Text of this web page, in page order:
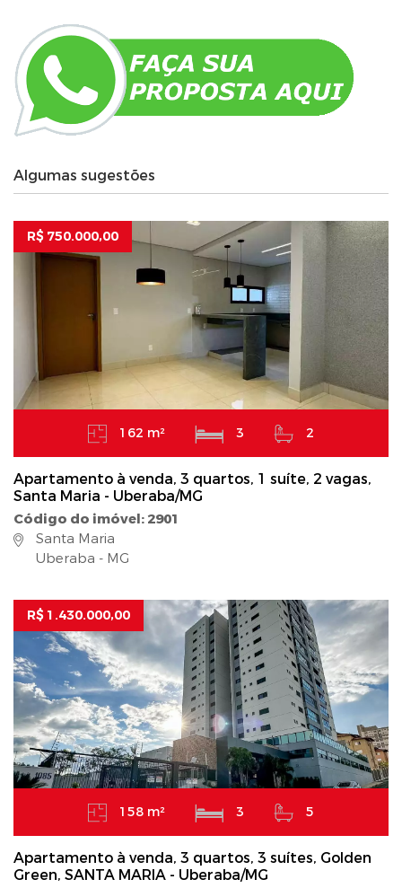
Algumas sugestões
R$ 750.000,00
162 m² 3 2
Apartamento à venda, 3 quartos, 1 suíte, 2 vagas,
Santa Maria - Uberaba/MG
Código do imóvel: 2901
Santa Maria
Uberaba - MG
R$ 1.430.000,00
158 m² 3 5
Apartamento à venda, 3 quartos, 3 suítes, Golden
Green, SANTA MARIA - Uberaba/MG